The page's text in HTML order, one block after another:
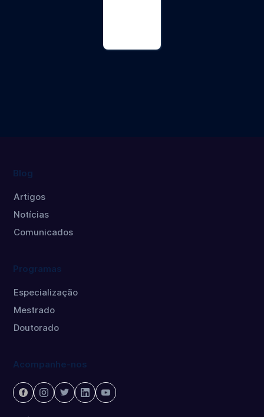
Blog
Artigos
Notícias
Comunicados
Programas
Especialização
Mestrado
Doutorado
Acompanhe-nos